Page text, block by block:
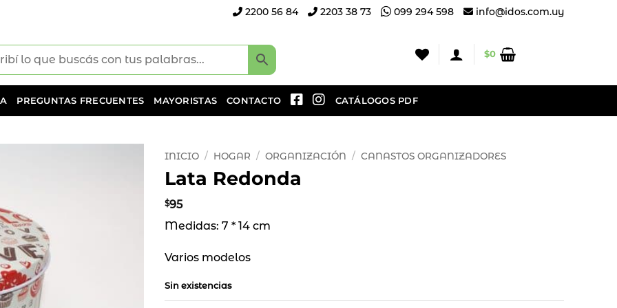
2200 56 84 2203 38 73 099 294 598 info@idos.com.uy
$0
PREGUNTAS FRECUENTES MAYORISTAS CONTACTO CATÁLOGOS PDF
INICIO / HOGAR / ORGANIZACIÓN / CANASTOS ORGANIZADORES
Lata Redonda
$95
Medidas: 7 * 14 cm
Varios modelos
Sin existencias